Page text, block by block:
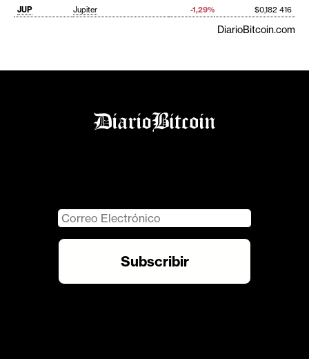
JUP
Jupiter -1,29% $0,182 416
DiarioBitcoin.com